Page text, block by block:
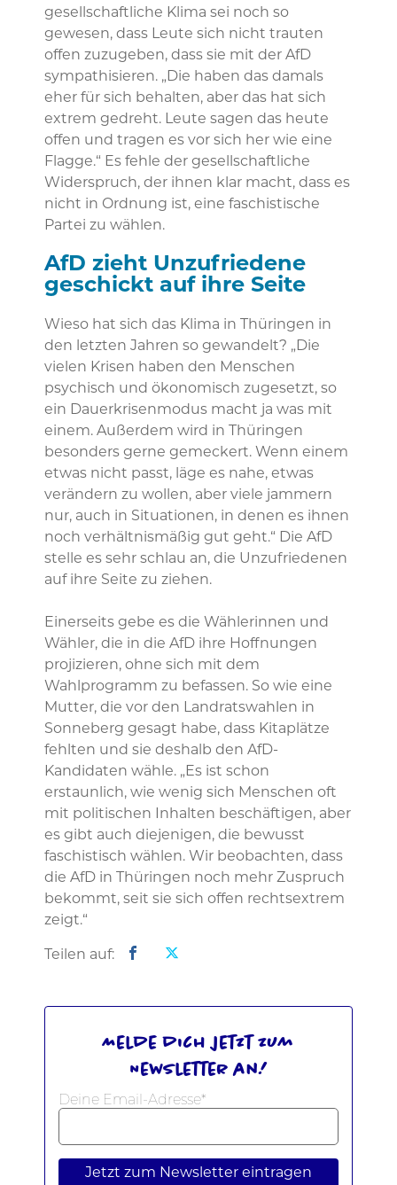
gesellschaftliche Klima sei noch so
gewesen, dass Leute sich nicht trauten
offen zuzugeben, dass sie mit der AfD
sympathisieren. „Die haben das damals
eher für sich behalten, aber das hat sich
extrem gedreht. Leute sagen das heute
offen und tragen es vor sich her wie eine
Flagge.“ Es fehle der gesellschaftliche
Widerspruch, der ihnen klar macht, dass es
nicht in Ordnung ist, eine faschistische
Partei zu wählen.
AfD zieht Unzufriedene
geschickt auf ihre Seite
Wieso hat sich das Klima in Thüringen in
den letzten Jahren so gewandelt? „Die
vielen Krisen haben den Menschen
psychisch und ökonomisch zugesetzt, so
ein Dauerkrisenmodus macht ja was mit
einem. Außerdem wird in Thüringen
besonders gerne gemeckert. Wenn einem
etwas nicht passt, läge es nahe, etwas
verändern zu wollen, aber viele jammern
nur, auch in Situationen, in denen es ihnen
noch verhältnismäßig gut geht.“ Die AfD
stelle es sehr schlau an, die Unzufriedenen
auf ihre Seite zu ziehen.
Einerseits gebe es die Wählerinnen und
Wähler, die in die AfD ihre Hoffnungen
projizieren, ohne sich mit dem
Wahlprogramm zu befassen. So wie eine
Mutter, die vor den Landratswahlen in
Sonneberg gesagt habe, dass Kitaplätze
fehlten und sie deshalb den AfD-
Kandidaten wähle. „Es ist schon
erstaunlich, wie wenig sich Menschen oft
mit politischen Inhalten beschäftigen, aber
es gibt auch diejenigen, die bewusst
faschistisch wählen. Wir beobachten, dass
die AfD in Thüringen noch mehr Zuspruch
bekommt, seit sie sich offen rechtsextrem
zeigt.“
Teilen auf:
Melde dich jetzt zum
Newsletter an!
Deine Email-Adresse*
Jetzt zum Newsletter eintragen